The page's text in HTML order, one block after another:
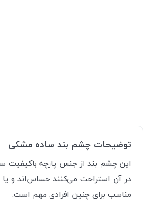
توضیحات چشم بند ساده مشکی
این چشم بند از جنس پارچه‌ با‌کیفیت
در آن استراحت می‌کنند حساس‌اند و یا
مناسب برای چنین افرادی مهم است.